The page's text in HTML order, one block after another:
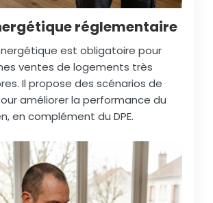
réglementaire
est obligatoire pour
ventes de logements très
Il propose des scénarios de
améliorer la performance du
en complément du DPE.